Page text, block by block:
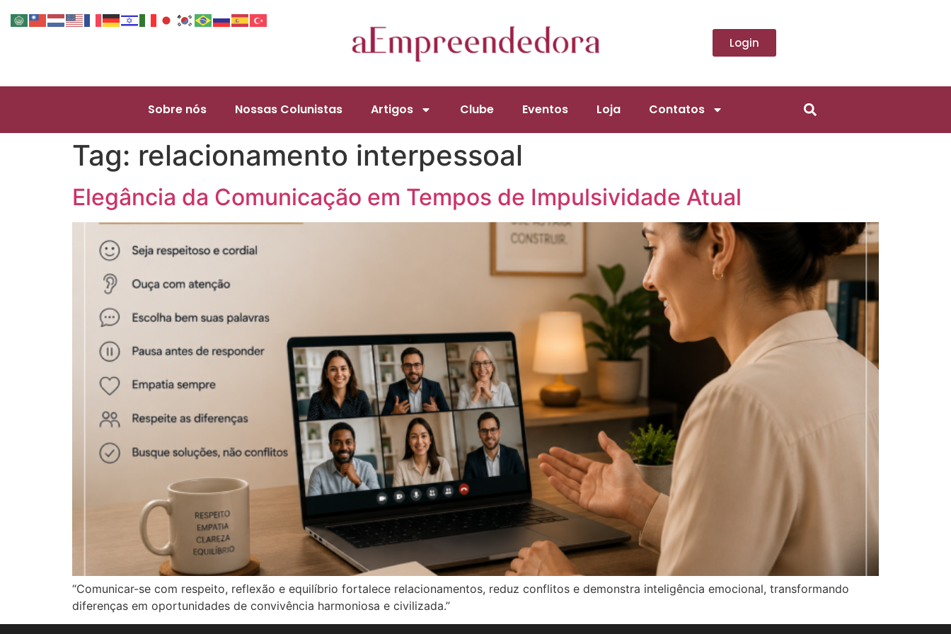
Login
Sobre nós Nossas Colunistas Artigos Clube Eventos Loja Contatos
Tag: relacionamento interpessoal
Elegância da Comunicação em Tempos de Impulsividade Atual
“Comunicar-se com respeito, reflexão e equilíbrio fortalece relacionamentos, reduz conflitos e demonstra inteligência emocional, transformando
diferenças em oportunidades de convivência harmoniosa e civilizada.”